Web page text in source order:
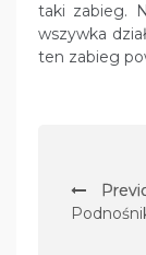
taki zabieg.
wszywka
ten zabieg
a